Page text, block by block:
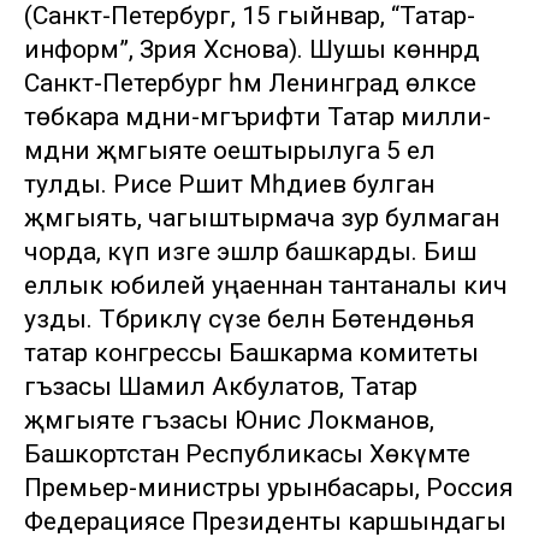
(Санкт-Петербург, 15 гыйнвар, “Татар-
информ”, Зәрия Хәсәнова). Шушы көннәрдә
Санкт-Петербург һәм Ленинград өлкәсе
төбәкара мәдәни-мәгърифәти Татар милли-
мәдәни җәмгыяте оештырылуга 5 ел
тулды. Рәисе Рәшит Мәһдиев булган
җәмгыять, чагыштырмача зур булмаган
чорда, күп изге эшләр башкарды. Биш
еллык юбилей уңаеннан тантаналы кичә
узды. Тәбрикләү сүзе белән Бөтендөнья
татар конгрессы Башкарма комитеты
әгъзасы Шамил Акбулатов, Татар
җәмгыяте әгъзасы Юнис Локманов,
Башкортстан Республикасы Хөкүмәте
Премьер-министры урынбасары, Россия
Федерациясе Президенты каршындагы